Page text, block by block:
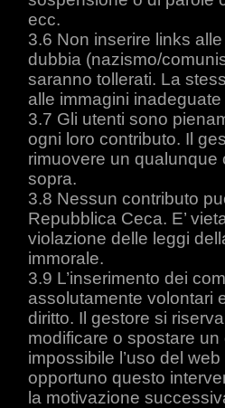
ecc.
Non inserire links
dubbia (nazismo/
saranno tollerati. La
alle immagini
Gli utenti sono
ogni loro contributo. Il
rimuovere un qualunque
sopra.
Nessun contributo
Repubblica Ceca. E’
violazione delle leggi
immorale.
L’inserimento dei
assolutamente volontari
diritto. Il gestore si
modificare o spostare
impossibile l’uso del
opportuno questo
la motivazione